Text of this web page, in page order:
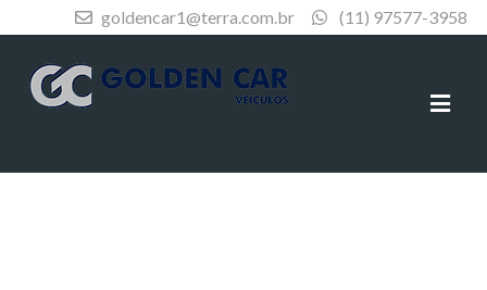
goldencar1@terra.com.br (11) 97577-3958